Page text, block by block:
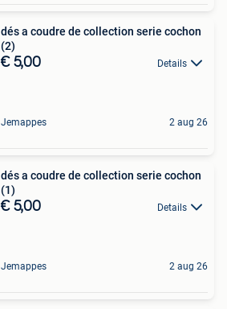
dés a coudre de collection serie cochon
(2)
€ 5,00 Details
Jemappes 2 aug 26
dés a coudre de collection serie cochon
(1)
€ 5,00 Details
Jemappes 2 aug 26